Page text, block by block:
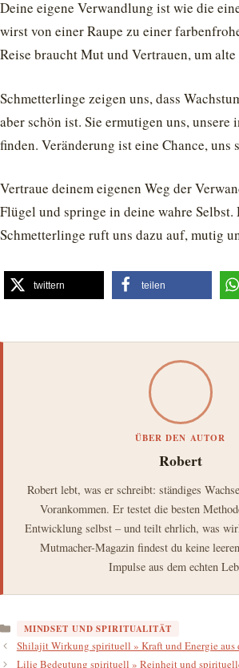
Deine eigene Verwandlung ist wie die
wirst von einer Raupe zu einer
Reise braucht Mut und Vertrauen, um
Schmetterlinge zeigen uns, dass
aber schön ist. Sie ermutigen uns, unsere
finden. Veränderung ist eine Chance, uns
Vertraue deinem eigenen Weg der
Flügel und springe in deine wahre
Schmetterlinge ruft uns dazu auf, mutig
twittern teilen
ÜBER DEN AUTOR
Robert
Robert lebt, was er schreibt: ständiges
Vorankommen. Er testet die besten
Entwicklung selbst – und teilt ehrlich, was
Mutmacher-Magazin findest du keine
Impulse aus dem echten
Kategorien
MINDSET UND SPIRITUALITÄT
Shilajit Wirkung spirituell » Kraft und Energie aus
Lilie Bedeutung spirituell » Reinheit und